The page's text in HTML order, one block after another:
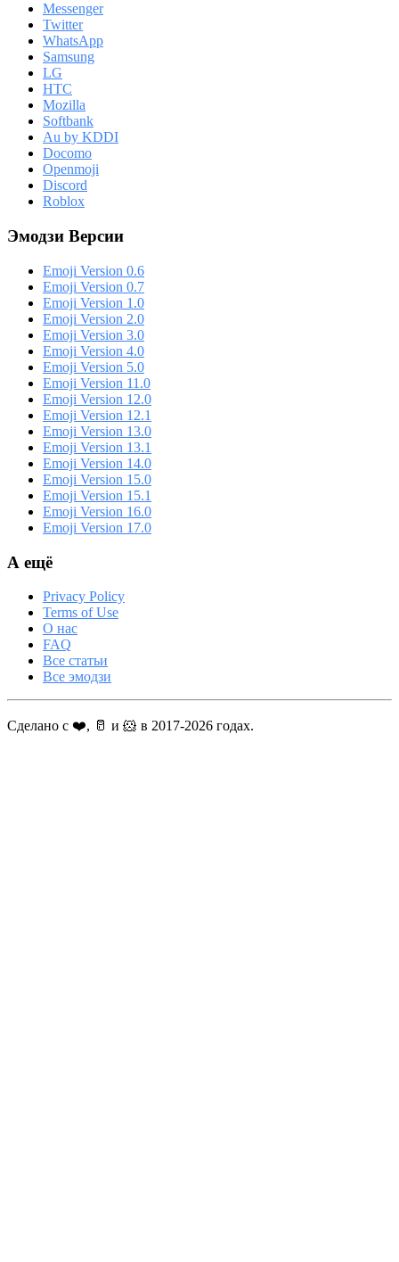
Messenger
Twitter
WhatsApp
Samsung
LG
HTC
Mozilla
Softbank
Au by KDDI
Docomo
Openmoji
Discord
Roblox
Эмодзи Версии
Emoji Version 0.6
Emoji Version 0.7
Emoji Version 1.0
Emoji Version 2.0
Emoji Version 3.0
Emoji Version 4.0
Emoji Version 5.0
Emoji Version 11.0
Emoji Version 12.0
Emoji Version 12.1
Emoji Version 13.0
Emoji Version 13.1
Emoji Version 14.0
Emoji Version 15.0
Emoji Version 15.1
Emoji Version 16.0
Emoji Version 17.0
А ещё
Privacy Policy
Terms of Use
О нас
FAQ
Все статьи
Все эмодзи
Сделано с ❤️, 🥛 и 🐹 в 2017-2026 годах.